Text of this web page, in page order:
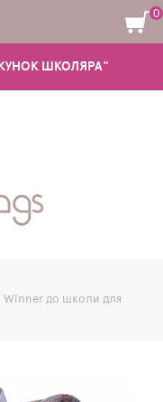
ШКОЛЯРА"
0
Winner до школи для